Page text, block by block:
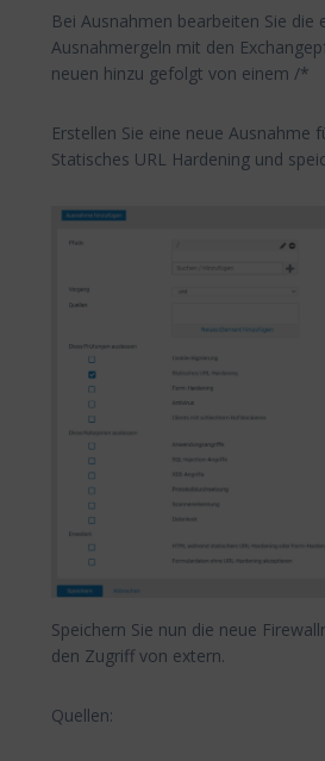
Bei Ausnahmen bearbeiten Sie die
Ausnahmergeln mit den
neuen hinzu gefolgt von einem /*
Erstellen Sie eine neue Ausnahme
Statisches URL Hardening und
Speichern Sie nun die neue
den Zugriff von extern.
Quellen: